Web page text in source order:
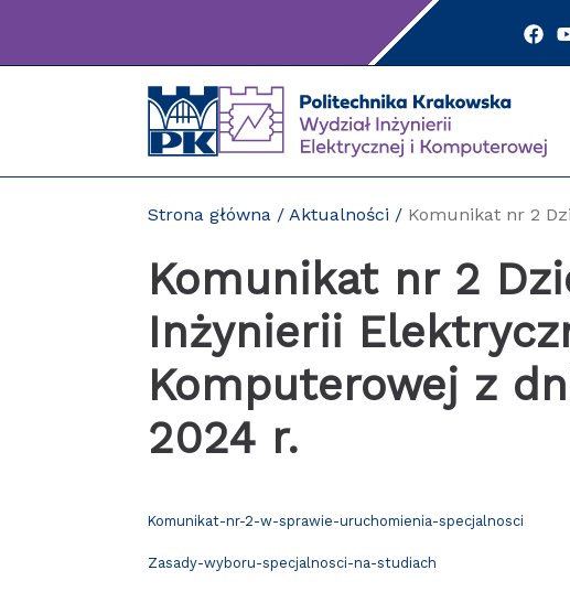
Strona główna /Aktualności / Komunikat nr 2
Komunikat nr 2
Inżynierii
Komputerowej z
2024 r.
Komunikat-nr-2-w-sprawie-uruchomienia-specjalnosci
Zasady-wyboru-specjalnosci-na-studiach